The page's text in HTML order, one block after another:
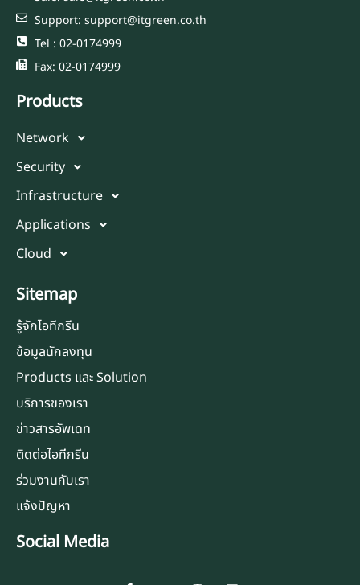
Support: support@itgreen.co.th
Tel : 02-0174999
Fax: 02-0174999
Products
Network
Security
Infrastructure
Applications
Cloud
Sitemap
รู้จักไอทีกรีน
ข้อมูลนักลงทุน
Products และ Solution
บริการของเรา
ข่าวสารอัพเดท
ติดต่อไอทีกรีน
ร่วมงานกับเรา
แจ้งปัญหา
Social Media